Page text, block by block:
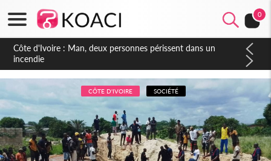
0
Côte d'Ivoire : Séileu, la célébration de la fête nationale
transformée en vaste campagne contre les produits
dépigmentants dangereux
CÔTE D'IVOIRE SOCIÉTÉ